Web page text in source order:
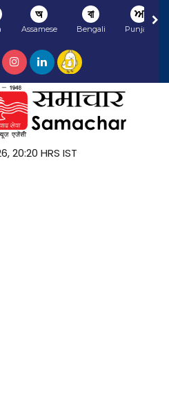
অ
Assamese
বা
Bengali
ਅ
Punjabi
20:20 HRS IST